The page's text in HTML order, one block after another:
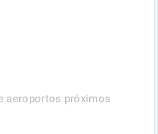
aeroportos próximos